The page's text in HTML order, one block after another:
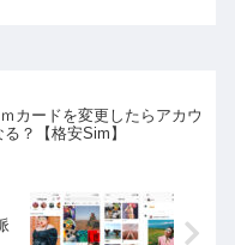
ｍカードを変更したらアカウ
？【格安Sim】